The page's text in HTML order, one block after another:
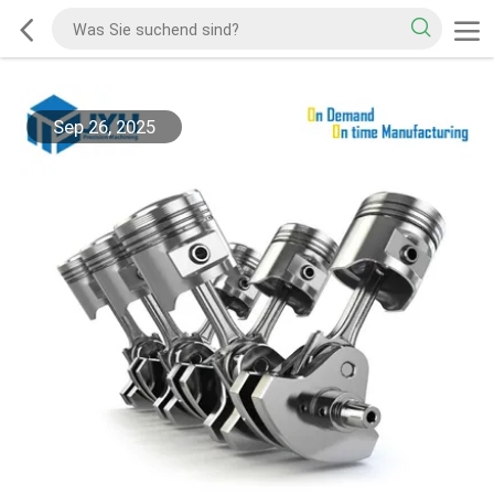
Sep 26, 2025